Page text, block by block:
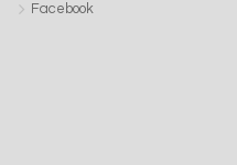
Facebook